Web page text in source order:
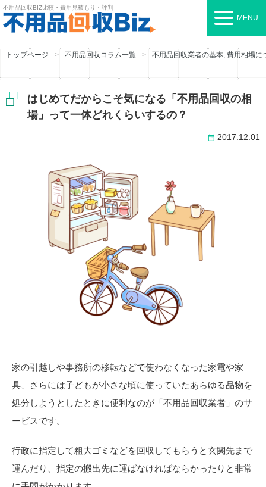
不用品回収BIZ比較・費用見積もり・評判
MENU
トップページ 不用品回収コラム一覧 不用品回収業者の基本, 費用相場に
はじめてだからこそ気になる「不用品回収の相
場」って一体どれくらいするの？
2017.12.01
家の引越しや事務所の移転などで使わなくなった家電や家
具、さらには子どもが小さな頃に使っていたあらゆる品物を
処分しようとしたときに便利なのが「不用品回収業者」のサ
ービスです。
行政に指定して粗大ゴミなどを回収してもらうと玄関先まで
運んだり、指定の搬出先に運ばなければならかったりと非常